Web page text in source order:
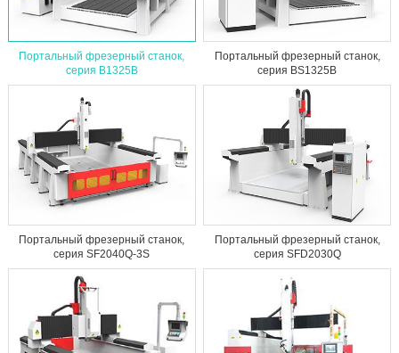
Портальный фрезерный станок,
серия B1325B
Портальный фрезерный станок,
серия BS1325B
Портальный фрезерный станок,
серия SF2040Q-3S
Портальный фрезерный станок,
серия SFD2030Q